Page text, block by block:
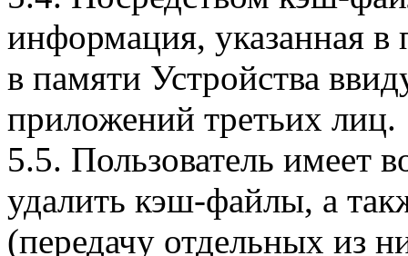
информация, указанная в
в памяти Устройства
приложений третьих лиц.
5.5. Пользователь имеет
удалить кэш-файлы, а
(передачу отдельных из